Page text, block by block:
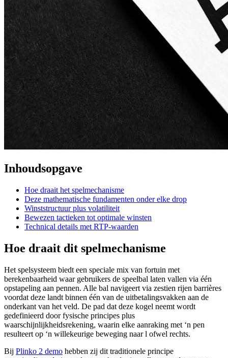
Inhoudsopgave
Hoe draait het spelmechanisme
Deze mathematische fundamenten onder elke drop
Winststructuur plus volatiliteit
Bewezen tactieken tot optimale winsten
Technical details met RTP-waarden
Hoe draait dit spelmechanisme
Het spelsysteem biedt een speciale mix van fortuin met
berekenbaarheid waar gebruikers de speelbal laten vallen via één
opstapeling aan pennen. Alle bal navigeert via zestien rijen barrières
voordat deze landt binnen één van de uitbetalingsvakken aan de
onderkant van het veld. De pad dat deze kogel neemt wordt
gedefinieerd door fysische principes plus
waarschijnlijkheidsrekening, waarin elke aanraking met ‘n pen
resulteert op ‘n willekeurige beweging naar l ofwel rechts.
Bij Plinko 2 demo hebben zij dit traditionele principe